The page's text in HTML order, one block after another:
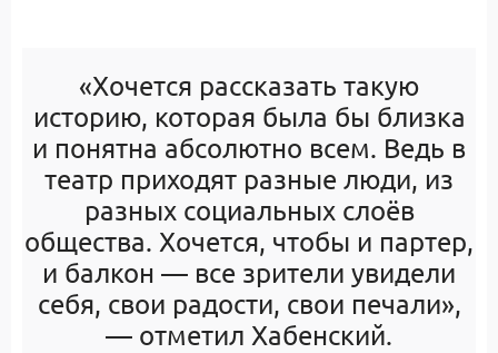
«Хочется рассказать такую
историю, которая была бы близка
и понятна абсолютно всем. Ведь в
театр приходят разные люди, из
разных социальных слоёв
общества. Хочется, чтобы и партер,
и балкон — все зрители увидели
себя, свои радости, свои печали»,
— отметил Хабенский.